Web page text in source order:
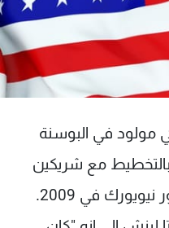
مولود في البوسنة
بالتخطيط مع شريكين
في 2009.